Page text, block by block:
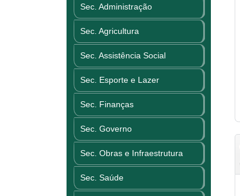
Sec. Administração
Sec. Agricultura
Sec. Assistência Social
Sec. Esporte e Lazer
Sec. Finanças
Sec. Governo
Sec. Obras e Infraestrutura
Sec. Saúde